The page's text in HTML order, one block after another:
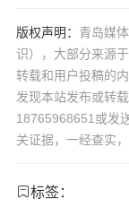
版权声明： 青岛媒
识），大部分来源
转载和用户投稿的
发现本站发布或转
18765968651或发
关证据，一经查实
标签：